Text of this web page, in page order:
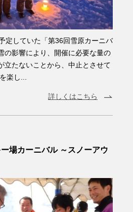
定していた「第36回雪原カーニバ
の影響により、開催に必要な量の
立たないことから、中止とさせて
楽し...
詳しくはこちら
場カーニバル ～スノーアウ